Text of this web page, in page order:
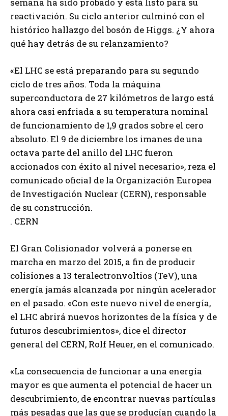
reactivación. Su ciclo anterior culminó con el
histórico hallazgo del bosón de Higgs. ¿Y ahora
qué hay detrás de su relanzamiento?
«El LHC se está preparando para su segundo
ciclo de tres años. Toda la máquina
superconductora de 27 kilómetros de largo está
ahora casi enfriada a su temperatura nominal
de funcionamiento de 1,9 grados sobre el cero
absoluto. El 9 de diciembre los imanes de una
octava parte del anillo del LHC fueron
accionados con éxito al nivel necesario», reza el
comunicado oficial de la Organización Europea
de Investigación Nuclear (CERN), responsable
de su construcción.
. CERN
El Gran Colisionador volverá a ponerse en
marcha en marzo del 2015, a fin de producir
colisiones a 13 teralectronvoltios (TeV), una
energía jamás alcanzada por ningún acelerador
en el pasado. «Con este nuevo nivel de energía,
el LHC abrirá nuevos horizontes de la física y de
futuros descubrimientos», dice el director
general del CERN, Rolf Heuer, en el comunicado.
«La consecuencia de funcionar a una energía
mayor es que aumenta el potencial de hacer un
descubrimiento, de encontrar nuevas partículas
más pesadas que las que se producían cuando la